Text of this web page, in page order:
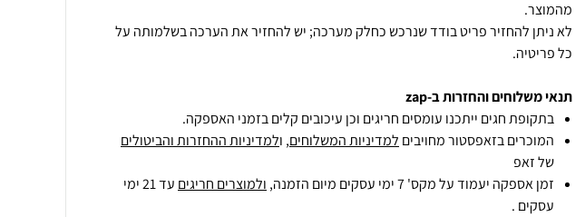
לא ניתן להחזיר פריט בודד שנרכש כחלק מערכה; יש להחזיר את הערכה בשלמותה על
כל פריטיה.
תנאי משלוחים והחזרות ב-zap
בתקופת חגים ייתכנו עומסים חריגים וכן עיכובים קלים בזמני האספקה.
המוכרים בזאפסטור מחויבים למדיניות המשלוחים, ולמדיניות ההחזרות והביטולים
של זאפ
זמן אספקה יעמוד על מקס' 7 ימי עסקים מיום הזמנה,
ולמוצרים חריגים
עד 21 ימי
עסקים .